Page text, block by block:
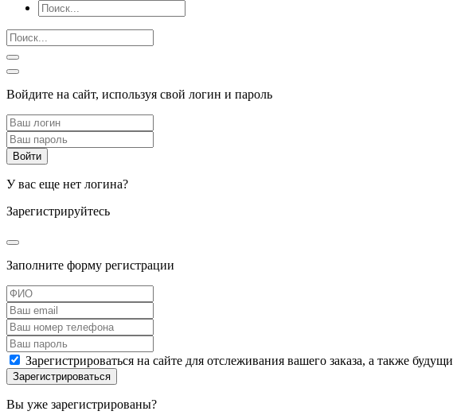
Войдите на сайт, используя свой логин и пароль
У вас еще нет логина?
Зарегистрируйтесь
Заполните форму регистрации
Зарегистрироваться на сайте для отслеживания вашего заказа, а также
Вы уже зарегистрированы?